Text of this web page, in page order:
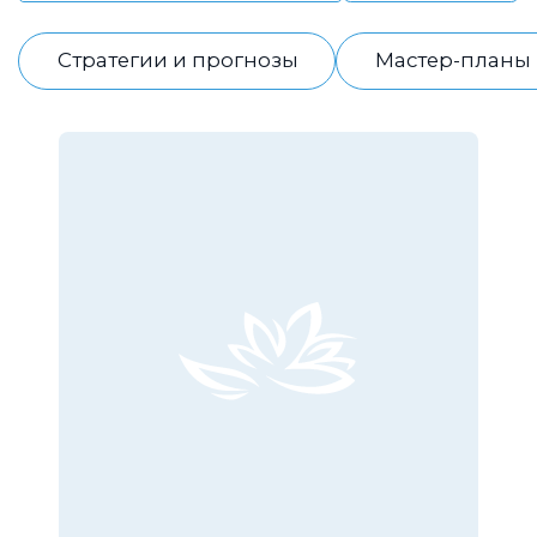
Стратегии и прогнозы Мастер-планы